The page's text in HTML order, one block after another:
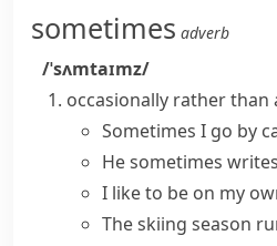
sometimes adverb
/ˈsʌmtaɪmz/
occasionally rather than
Sometimes I go by
He sometimes
I like to be on my
The skiing season